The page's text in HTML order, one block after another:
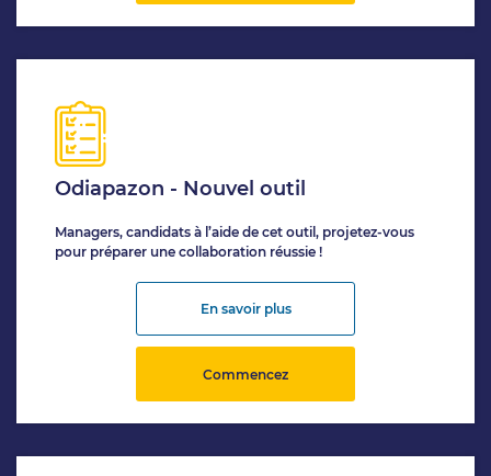
Odiapazon - Nouvel outil
Managers, candidats à l’aide de cet outil, projetez-vous
pour préparer une collaboration réussie !
En savoir plus
Commencez